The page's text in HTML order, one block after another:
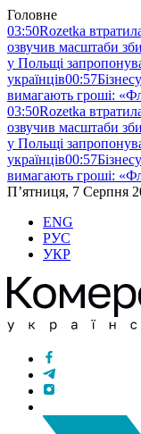
Головне
03:50Rozetka
озвучив масштаби
у Польщі
українців00:57
вимагають гроші:
03:50Rozetka
озвучив масштаби
у Польщі
українців00:57
вимагають гроші:
П’ятниця, 7 Серпня
ENG
РУС
УКР